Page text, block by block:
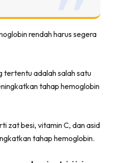
rendah harus segera
tertentu adalah salah satu
tahap hemoglobin
zat besi, vitamin C, dan asid
tahap hemoglobin.